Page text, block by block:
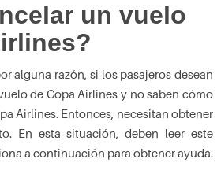
un vuelo
alguna razón, si los pasajeros desean
de Copa Airlines y no saben cómo
Airlines. Entonces, necesitan obtener
En esta situación, deben leer este
a continuación para obtener ayuda.